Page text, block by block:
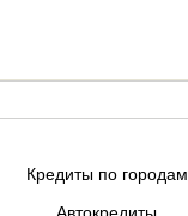
Кредиты по городам